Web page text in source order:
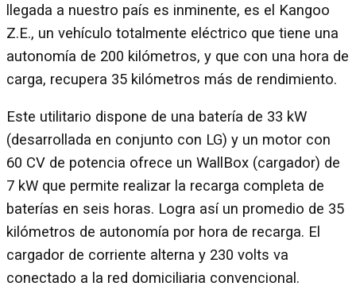
llegada a nuestro país es inminente, es el Kangoo
Z.E., un vehículo totalmente eléctrico que tiene una
autonomía de 200 kilómetros, y que con una hora de
carga, recupera 35 kilómetros más de rendimiento.
Este utilitario dispone de una batería de 33 kW
(desarrollada en conjunto con LG) y un motor con
60 CV de potencia ofrece un WallBox (cargador) de
7 kW que permite realizar la recarga completa de
baterías en seis horas. Logra así un promedio de 35
kilómetros de autonomía por hora de recarga. El
cargador de corriente alterna y 230 volts va
conectado a la red domiciliaria convencional.